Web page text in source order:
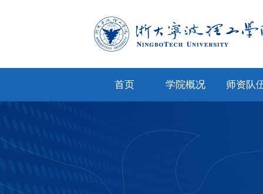
首页 学院概况 师资队